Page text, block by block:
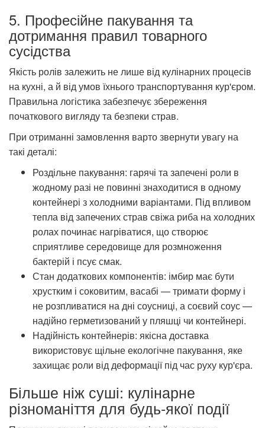
5. Професійне пакування та
дотримання правил товарного
сусідства
Якість ролів залежить не лише від кулінарних процесів
на кухні, а й від умов їхнього транспортування кур'єром.
Правильна логістика забезпечує збереження
початкового вигляду та безпеки страв.
При отриманні замовлення варто звернути увагу на
такі деталі:
Роздільне пакування: гарячі та запечені роли в
жодному разі не повинні знаходитися в одному
контейнері з холодними варіантами. Під впливом
тепла від запечених страв свіжа риба на холодних
ролах починає нагріватися, що створює
сприятливе середовище для розмноження
бактерій і псує смак.
Стан додаткових компонентів: імбир має бути
хрустким і соковитим, васабі — тримати форму і
не розпливатися на дні соусниці, а соєвий соус —
надійно герметизований у пляшці чи контейнері.
Надійність контейнерів: якісна доставка
використовує щільне екологічне пакування, яке
захищає роли від деформації під час руху кур'єра.
Більше ніж суші: кулінарне
різноманіття для будь-якої події